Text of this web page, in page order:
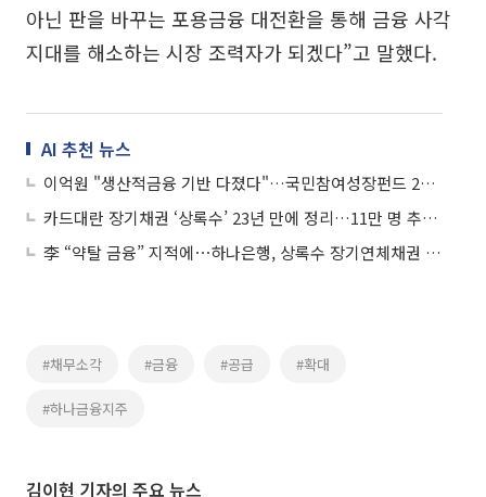
아닌 판을 바꾸는 포용금융 대전환을 통해 금융 사각
지대를 해소하는 시장 조력자가 되겠다”고 말했다.
AI 추천 뉴스
이억원 "생산적금융 기반 다졌다"…국민참여성장펀드 22일 출시
카드대란 장기채권 ‘상록수’ 23년 만에 정리…11만 명 추심 멈춘다
李 “약탈 금융” 지적에⋯하나은행, 상록수 장기연체채권 매각
#채무소각 #금융 #공급 #확대
#하나금융지주
김이현 기자의 주요 뉴스